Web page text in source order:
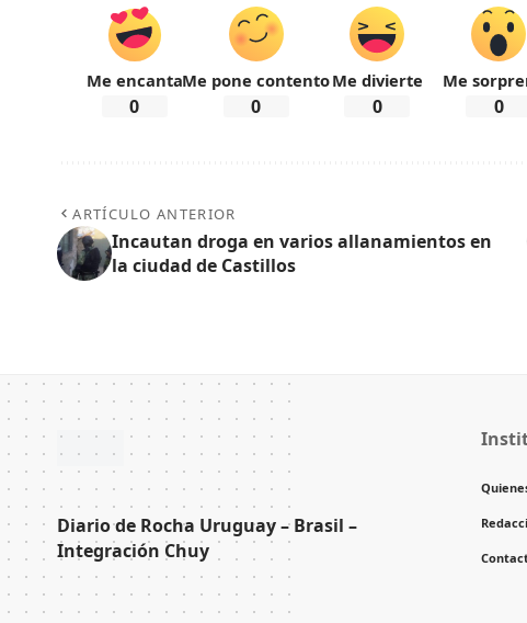
Me encanta
0
Me pone contento
0
Me divierte
0
Me
0
ARTÍCULO ANTERIOR
Incautan droga en varios allanamientos en
la ciudad de Castillos
Diario de Rocha Uruguay – Brasil –
Integración Chuy